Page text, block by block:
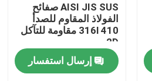
المقاوم للصدأ
AISI JIS SUS صفائح
الفولاذ المقاوم للصدأ
316l 410 مقاومة للتآكل
2D
إرسال استفسار